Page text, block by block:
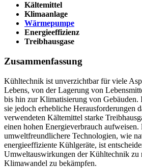
Kältemittel
Klimaanlage
Wärmepumpe
Energieeffizienz
Treibhausgase
Zusammenfassung
Kühltechnik ist unverzichtbar für viele
Lebens, von der Lagerung von
bis hin zur Klimatisierung von
sie jedoch erhebliche Herausforderungen
verwendeten Kältemittel starke
einen hohen Energieverbrauch
umweltfreundlichere Technologien, wie
energieeffiziente Kühlgeräte, ist
Umweltauswirkungen der Kühltechnik zu
Klimawandel zu bekämpfen.